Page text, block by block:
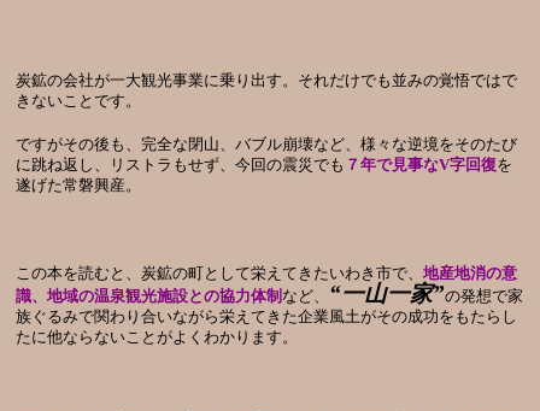
炭鉱の会社が一大観光事業に乗り出す。それだけでも並みの覚悟ではで
きないことです。
ですがその後も、完全な閉山、バブル崩壊など、様々な逆境をそのたび
に跳ね返し、リストラもせず、今回の震災でも ７年で見事なV字回復を
遂げた常磐興産。
この本を読むと、炭鉱の町として栄えてきたいわき市で、地産地消の意
識、地域の温泉観光施設との協力体制 など、 “一山一家”の発想で家
族ぐるみで関わり合いながら栄えてきた企業風土がその成功をもたらし
たに他ならないことがよくわかります。